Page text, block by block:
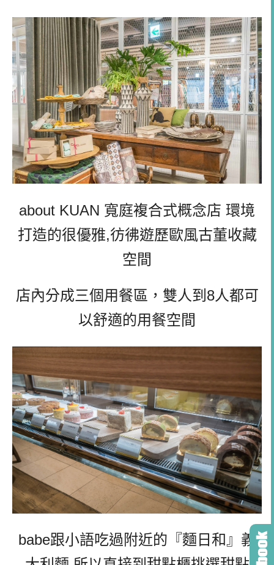
about KUAN 寬庭複合式概念店 環境
打造的很優雅,彷彿遊歷歐風古董收藏
空間
店內分成三個用餐區，雙人到8人都可
以舒適的用餐空間
babe跟小語吃過附近的『麵日和』義